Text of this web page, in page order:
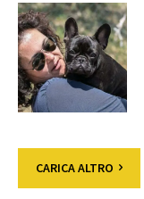
CARICA ALTRO